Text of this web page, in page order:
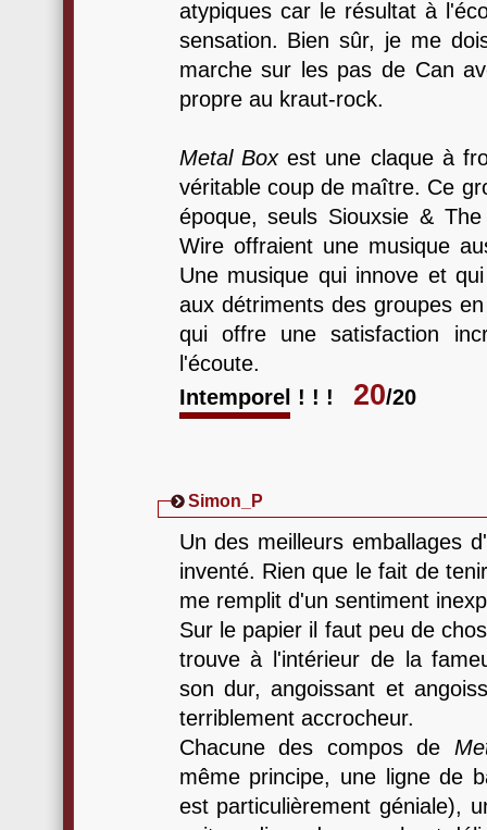
atypiques car le résultat à
sensation. Bien sûr, je me
marche sur les pas de Can
propre au kraut-rock.
Metal Boxest une claque à
véritable coup de maître. Ce
époque, seuls Siouxsie &
Wire offraient une musique
Une musique qui innove et
aux détriments des groupes
qui offre une satisfaction
l'écoute.
Intemporel ! ! !
20/20
Simon_P
Un des meilleurs emballages
inventé. Rien que le fait de
me remplit d'un sentiment
Sur le papier il faut peu de
trouve à l'intérieur de la
son dur, angoissant et
terriblement accrocheur.
Chacune des compos de
même principe, une ligne de
est particulièrement géniale),